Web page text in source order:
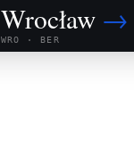
Wrocław →
WRO · BER